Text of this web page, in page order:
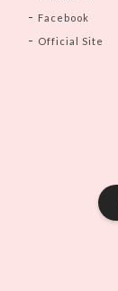
Facebook
Official Site